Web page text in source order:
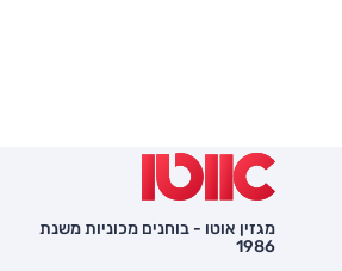
מגזין אוטו - בוחנים מכוניות משנת
1986